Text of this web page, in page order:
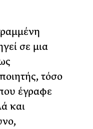
σε μια
τόσο
έγραφε
και